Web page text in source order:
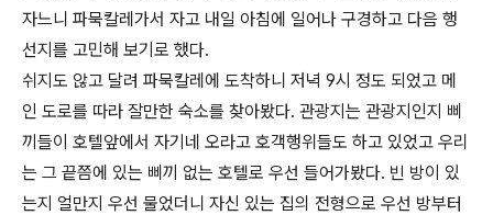
자느니 파묵칼레가서 자고 내일 아침에 일어나 구경하고 다음 행
선지를 고민해 보기로 했다.
쉬지도 않고 달려 파묵칼레에 도착하니 저녁 9시 정도 되었고 메
인 도로를 따라 잘만한 숙소를 찾아봤다. 관광지는 관광지인지 삐
끼들이 호텔앞에서 자기네 오라고 호객행위들도 하고 있었고 우리
는 그 끝쯤에 있는 삐끼 없는 호텔로 우선 들어가봤다. 빈 방이 있
는지 얼만지 우선 물었더니 자신 있는 집의 전형으로 우선 방부터